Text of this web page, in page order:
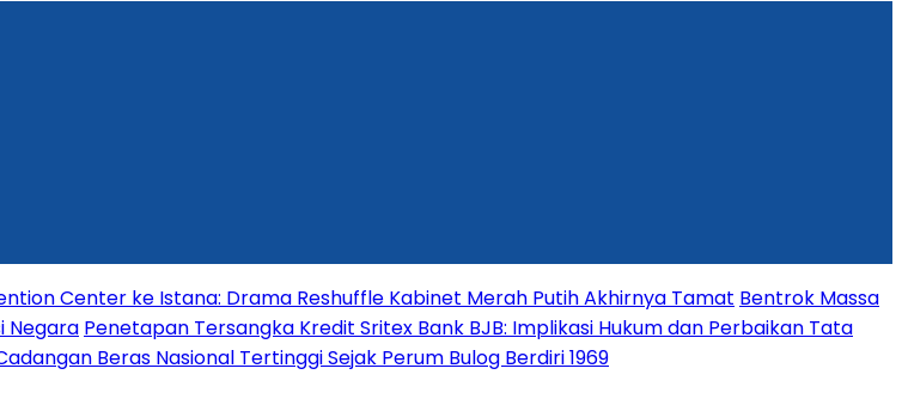
Center ke Istana: Drama Reshuffle Kabinet Merah Putih Akhirnya Tamat Bentrok Massa
Negara Penetapan Tersangka Kredit Sritex Bank BJB: Implikasi Hukum dan Perbaikan Tata
Beras Nasional Tertinggi Sejak Perum Bulog Berdiri 1969